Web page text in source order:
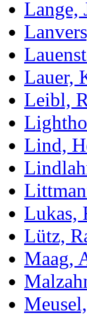
Lange,
Lauer,
Leibl,
Lind,
Lukas,
Lütz,
Maag,